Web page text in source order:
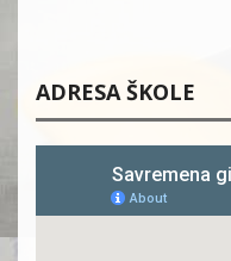
ADRESA ŠKOLE